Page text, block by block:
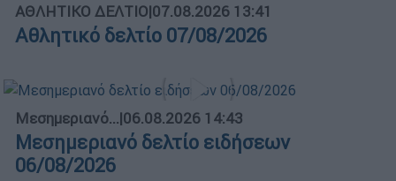
ΑΘΛΗΤΙΚΟ ΔΕΛΤΙΟ|07.08.2026 13:41
Αθλητικό δελτίο 07/08/2026
Μεσημεριανό...|06.08.2026 14:43
Μεσημεριανό δελτίο ειδήσεων
06/08/2026